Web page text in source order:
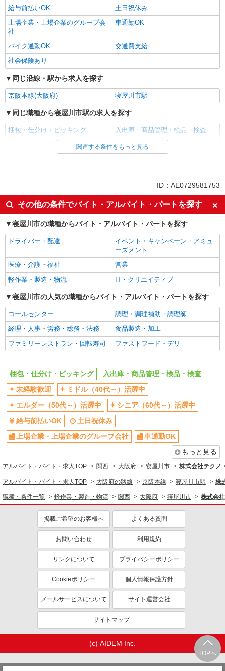
給与前払いOK
土日祝休み
上場企業・上場企業のグループ会
社
車通勤OK
バイク通勤OK
交通費支給
社会保険あり
同じ沿線・駅から求人を探す
京阪本線(大阪府) 寝屋川市駅
同じ職種から寝屋川市駅の求人を探す
梱包・仕分け・ピッキング 入出庫・商品管理・検品・検査
同じ雇用形態から寝屋川市駅の求人を探す
未経験歓迎
ミドル（40代～）活躍中
エルダー（50代～）活躍中
シニア（60代～）活躍中
給与前払いOK
土日祝休み
上場企業・上場企業のグループ会
車通勤OK
バイク通勤OK
交通費支給
社会保険あり
同じ職種から求人を探す
軽作業・製造・物流
梱包・仕分け・ピッキング
入出庫・商品管理・検品・検査
同じ特徴から求人を探す
未経験歓迎
ミドル（40代～）活躍中
土日祝休み
上場企業・上場企業のグループ会
社
車通勤OK
交通費支給
社会保険あり
関連する条件をもっと見る
ID：AE0729581753
その他の条件でバイト・アルバイト・パートを探す
寝屋川市の職種からバイト・アルバイト・パートを探す
ドライバー・配達
イベント・キャンペーン・アミュ
ーズメント
医療・介護・福祉
営業
軽作業・製造・物流
IT・クリエイティブ
寝屋川市の人気の職種からバイト・アルバイト・パートを探す
コールセンター
調理・調理補助・調理師
経理・人事・労務・総務・法務
食品製造・加工
ファミリーレストラン・回転寿司
ファストフード・デリ
TOPへ
梱包・仕分け・ピッキング
入出庫・商品管理・検品・検査
未経験歓迎
ミドル（40代～）活躍中
エルダー（50代～）活躍中
シニア（60代～）活躍中
給与前払いOK
土日祝休み
上場企業・上場企業のグループ会社
車通勤OK
もっと見る
アルバイト・バイト・求人TOP 関西 大阪府 寝屋川市 株式会社テクノ
アルバイト・バイト・求人TOP 大阪府の路線 京阪本線 寝屋川市駅 株
職種・条件一覧 軽作業・製造・物流 関西 大阪府 寝屋川市 株式会
掲載ご希望のお客様へ よくある質問
お問い合わせ 利用規約
リンクについて プライバシーポリシー
Cookieポリシー 個人情報保護方針
メールサービスについて サイト運営会社
サイトマップ
(c) AIDEM Inc.